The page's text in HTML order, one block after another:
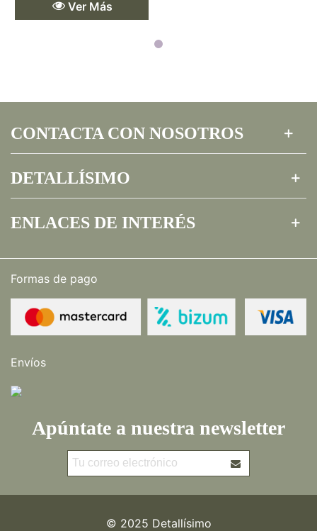
Ver Más
CONTACTA CON NOSOTROS
DETALLÍSIMO
ENLACES DE INTERÉS
Formas de pago
Envíos
Apúntate a nuestra newsletter
© 2025 Detallísimo